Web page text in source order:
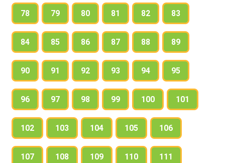
78 79 80 81 82 83
84 85 86 87 88 89
90 91 92 93 94 95
96 97 98 99 100 101
102 103 104 105 106
107 108 109 110 111